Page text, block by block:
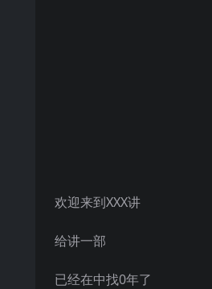
欢迎来到XXX讲
给讲一部
已经在中找0年了